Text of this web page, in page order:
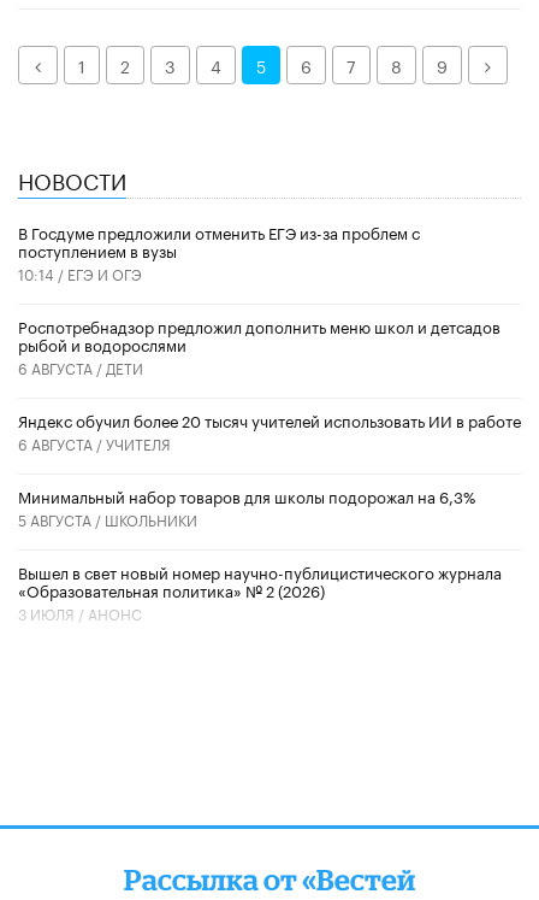
Назад1 2 3 4 5 6 7 8 9 Далее
НОВОСТИ
В Госдуме предложили отменить ЕГЭ из-за проблем с
поступлением в вузы
10:14 / ЕГЭ И ОГЭ
Роспотребнадзор предложил дополнить меню школ и детсадов
рыбой и водорослями
6 АВГУСТА / ДЕТИ
​Яндекс обучил более 20 тысяч учителей использовать ИИ в работе
6 АВГУСТА /УЧИТЕЛЯ
Минимальный набор товаров для школы подорожал на 6,3%
5 АВГУСТА / ШКОЛЬНИКИ
Вышел в свет новый номер научно-публицистического журнала
«Образовательная политика» № 2 (2026)
3 ИЮЛЯ / АНОНС
Рассылка от «Вестей